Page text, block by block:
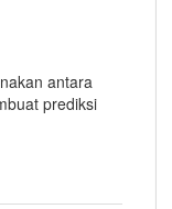
antara
prediksi